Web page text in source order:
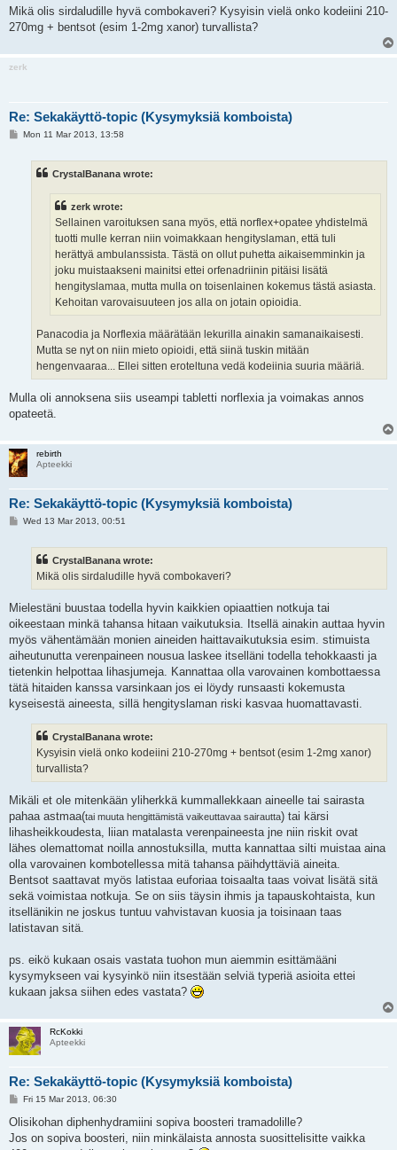
Mikä olis sirdaludille hyvä combokaveri? Kysyisin vielä onko kodeiini 210-
270mg + bentsot (esim 1-2mg xanor) turvallista?
zerk
Re: Sekakäyttö-topic (Kysymyksiä komboista)
PMon 11 Mar 2013, 13:58
CrystalBanana wrote:
zerk wrote:
Sellainen varoituksen sana myös, että norflex+opatee yhdistelmä
tuotti mulle kerran niin voimakkaan hengityslaman, että tuli
herättyä ambulanssista. Tästä on ollut puhetta aikaisemminkin ja
joku muistaakseni mainitsi ettei orfenadriinin pitäisi lisätä
hengityslamaa, mutta mulla on toisenlainen kokemus tästä asiasta.
Kehoitan varovaisuuteen jos alla on jotain opioidia.
Panacodia ja Norflexia määrätään lekurilla ainakin samanaikaisesti.
Mutta se nyt on niin mieto opioidi, että siinä tuskin mitään
hengenvaaraa... Ellei sitten eroteltuna vedä kodeiinia suuria määriä.
Mulla oli annoksena siis useampi tabletti norflexia ja voimakas annos
opateetä.
rebirth
Apteekki
Re: Sekakäyttö-topic (Kysymyksiä komboista)
PWed 13 Mar 2013, 00:51
CrystalBanana wrote:
Mikä olis sirdaludille hyvä combokaveri?
Mielestäni buustaa todella hyvin kaikkien opiaattien notkuja tai
oikeestaan minkä tahansa hitaan vaikutuksia. Itsellä ainakin auttaa hyvin
myös vähentämään monien aineiden haittavaikutuksia esim. stimuista
aiheutunutta verenpaineen nousua laskee itselläni todella tehokkaasti ja
tietenkin helpottaa lihasjumeja. Kannattaa olla varovainen kombottaessa
tätä hitaiden kanssa varsinkaan jos ei löydy runsaasti kokemusta
kyseisestä aineesta, sillä hengityslaman riski kasvaa huomattavasti.
CrystalBanana wrote:
Kysyisin vielä onko kodeiini 210-270mg + bentsot (esim 1-2mg xanor)
turvallista?
Mikäli et ole mitenkään yliherkkä kummallekkaan aineelle tai sairasta
pahaa astmaa(tai muuta hengittämistä vaikeuttavaa sairautta) tai kärsi
lihasheikkoudesta, liian matalasta verenpaineesta jne niin riskit ovat
lähes olemattomat noilla annostuksilla, mutta kannattaa silti muistaa aina
olla varovainen kombotellessa mitä tahansa päihdyttäviä aineita.
Bentsot saattavat myös latistaa euforiaa toisaalta taas voivat lisätä sitä
sekä voimistaa notkuja. Se on siis täysin ihmis ja tapauskohtaista, kun
itsellänikin ne joskus tuntuu vahvistavan kuosia ja toisinaan taas
latistavan sitä.
ps. eikö kukaan osais vastata tuohon mun aiemmin esittämääni
kysymykseen vai kysyinkö niin itsestään selviä typeriä asioita ettei
kukaan jaksa siihen edes vastata?
RcKokki
Apteekki
Re: Sekakäyttö-topic (Kysymyksiä komboista)
P
s
Fri 15 Mar 2013, 06:30
Olisikohan diphenhydramiini sopiva boosteri tramadolille?
Jos on sopiva boosteri, niin minkälaista annosta suosittelisitte vaikka